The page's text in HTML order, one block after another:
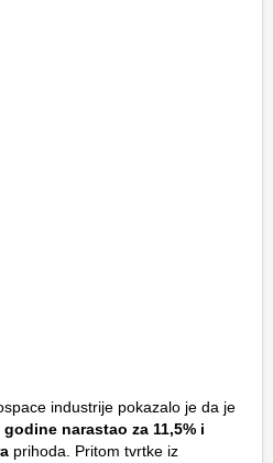
industrije pokazalo je da je
narastao za 11,5% i
prihoda. Pritom tvrtke iz